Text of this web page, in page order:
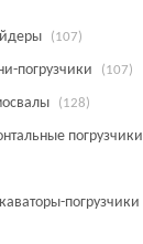
(107)
погрузчики (107)
(128)
погрузчики
погрузчики